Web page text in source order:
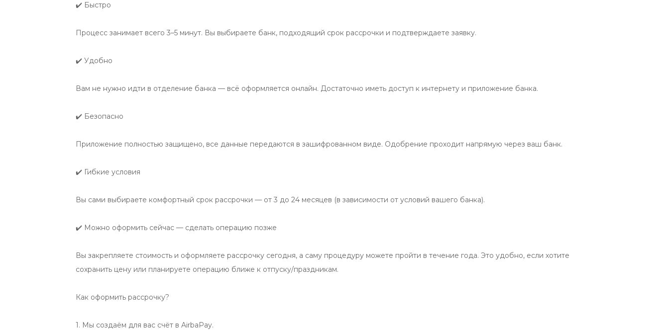
✔️ Быстро
Процесс занимает всего 3–5 минут. Вы выбираете банк, подходящий срок рассрочки и подтверждаете заявку.
✔️ Удобно
Вам не нужно идти в отделение банка — всё оформляется онлайн. Достаточно иметь доступ к интернету и приложение банка.
✔️ Безопасно
Приложение полностью защищено, все данные передаются в зашифрованном виде. Одобрение проходит напрямую через ваш банк.
✔️ Гибкие условия
Вы сами выбираете комфортный срок рассрочки — от 3 до 24 месяцев (в зависимости от условий вашего банка).
✔️ Можно оформить сейчас — сделать операцию позже
Вы закрепляете стоимость и оформляете рассрочку сегодня, а саму процедуру можете пройти в течение года. Это удобно, если хотите
сохранить цену или планируете операцию ближе к отпуску/праздникам.
Как оформить рассрочку?
1. Мы создаём для вас счёт в AirbaPay.